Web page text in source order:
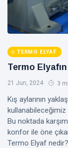
TERMO ELYAF
Termo
21 Jun, 2024 3
Kış aylarının
kullanabileceğimiz
Bu noktada
konfor ile öne
Termo Elyaf